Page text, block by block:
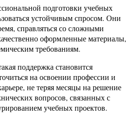
подготовки учебных
устойчивым спросом. Они
справляться со сложными
оформленные материалы,
требованиям.
поддержка становится
на освоении профессии и
не теряя месяцы на решение
вопросов, связанных с
учебных проектов.